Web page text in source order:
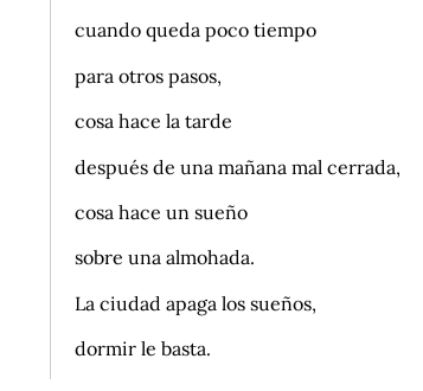
cuando queda poco tiempo
para otros pasos,
cosa hace la tarde
después de una mañana mal cerrada,
cosa hace un sueño
sobre una almohada.
La ciudad apaga los sueños,
dormir le basta.